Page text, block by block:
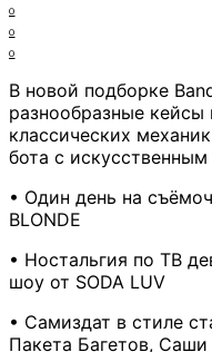
0
0
0
В новой подборке
разнообразные
классических
бота с
• Один день на
BLONDE
• Ностальгия по ТВ
шоу от SODA LUV
• Самиздат в стиле
Пакета Багетов, Саши